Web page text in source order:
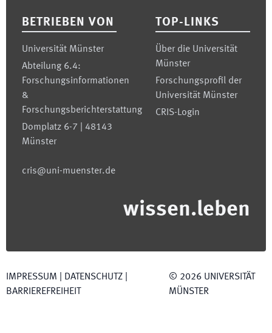
BETRIEBEN VON
Universität Münster
Abteilung 6.4:
Forschungsinformationen
&
Forschungsberichterstattung
Domplatz 6-7 | 48143
Münster
cris@uni-muenster.de
TOP-LINKS
Über die Universität
Münster
Forschungsprofil der
Universität Münster
CRIS-Login
wissen.leben
IMPRESSUM DATENSCHUTZ
BARRIEREFREIHEIT
© 2026 UNIVERSITÄT
MÜNSTER